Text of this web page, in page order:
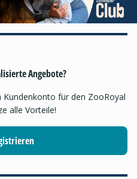
Angebote?
für den ZooRoyal
alle Vorteile!